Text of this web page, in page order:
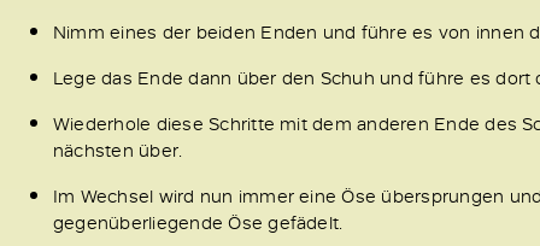
Nimm eines der beiden Enden und führe es von innen
Lege das Ende dann über den Schuh und führe es
Wiederhole diese Schritte mit dem anderen Ende des
nächsten über.
Im Wechsel wird nun immer eine Öse übersprungen
gegenüberliegende Öse gefädelt.